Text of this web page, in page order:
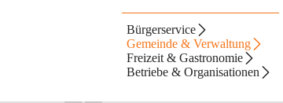
Bürgerservice
Gemeinde & Verwaltung
Freizeit & Gastronomie
Betriebe & Organisationen